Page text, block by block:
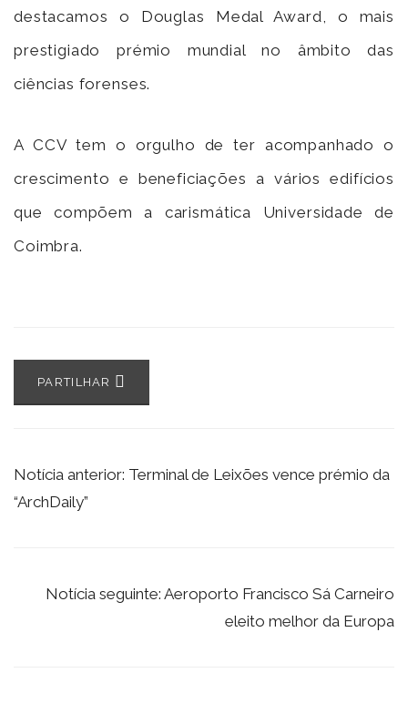
destacamos o Douglas Medal Award, o mais
prestigiado prémio mundial no âmbito das
ciências forenses.
A CCV tem o orgulho de ter acompanhado o
crescimento e beneficiações a vários edifícios
que compõem a carismática Universidade de
Coimbra.
PARTILHAR
Notícia anterior: Terminal de Leixões vence prémio da
“ArchDaily”
Notícia seguinte: Aeroporto Francisco Sá Carneiro
eleito melhor da Europa